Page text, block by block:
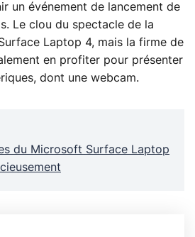
un événement de lancement de
Le clou du spectacle de la
Laptop 4, mais la firme de
en profiter pour présenter
dont une webcam.
du Microsoft Surface Laptop